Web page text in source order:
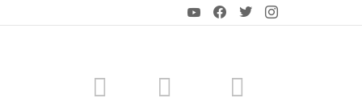
YouTubeFacebook
TwitterInstagram